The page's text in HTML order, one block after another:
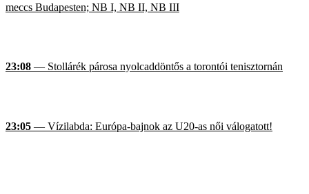
meccs Budapesten; NB I, NB II, NB III
23:08 — Stollárék párosa nyolcaddöntős a torontói tenisztornán
23:05 — Vízilabda: Európa-bajnok az U20-as női válogatott!